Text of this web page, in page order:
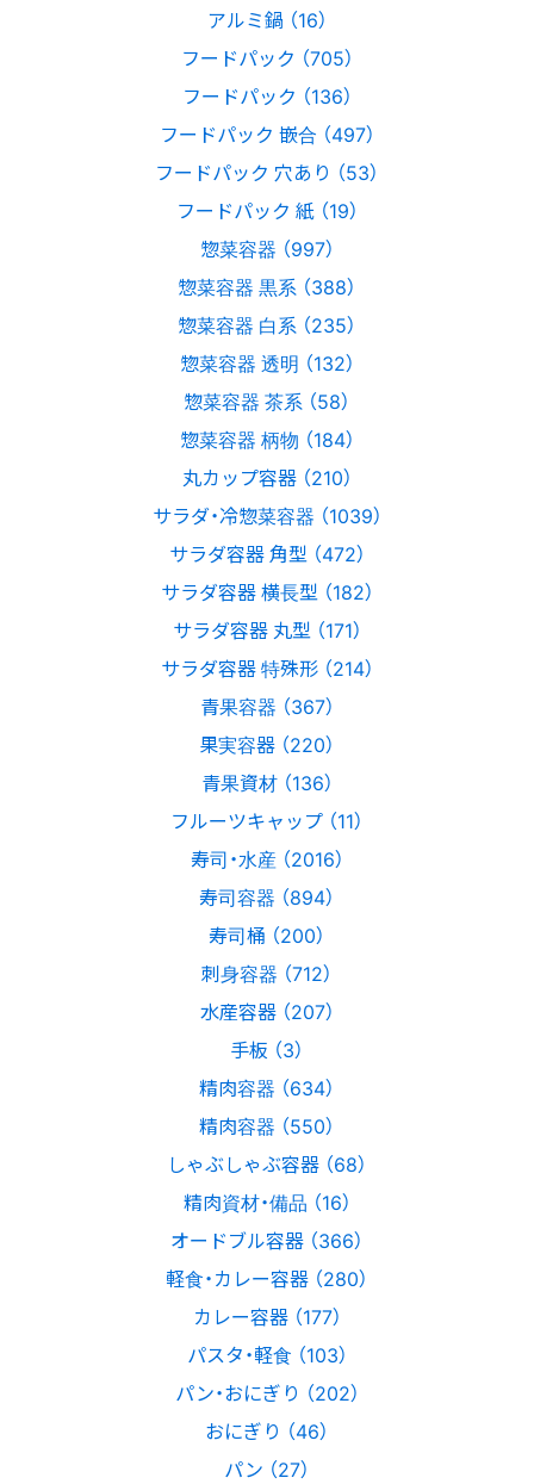
アルミ鍋 （16）
フードパック （705）
フードパック （136）
フードパック 嵌合 （497）
フードパック 穴あり （53）
フードパック 紙 （19）
惣菜容器 （997）
惣菜容器 黒系 （388）
惣菜容器 白系 （235）
惣菜容器 透明 （132）
惣菜容器 茶系 （58）
惣菜容器 柄物 （184）
丸カップ容器 （210）
サラダ・冷惣菜容器 （1039）
サラダ容器 角型 （472）
サラダ容器 横長型 （182）
サラダ容器 丸型 （171）
サラダ容器 特殊形 （214）
青果容器 （367）
果実容器 （220）
青果資材 （136）
フルーツキャップ （11）
寿司・水産 （2016）
寿司容器 （894）
寿司桶 （200）
刺身容器 （712）
水産容器 （207）
手板 （3）
精肉容器 （634）
精肉容器 （550）
しゃぶしゃぶ容器 （68）
精肉資材・備品 （16）
オードブル容器 （366）
軽食・カレー容器 （280）
カレー容器 （177）
パスタ・軽食 （103）
パン・おにぎり （202）
おにぎり （46）
パン （27）